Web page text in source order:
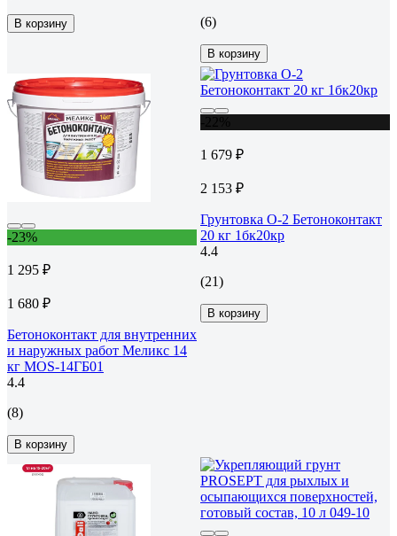
В корзину
(6)
В корзину
-23%
1 295 ₽
1 680 ₽
Бетоноконтакт для внутренних
и наружных работ Меликс 14
кг MOS-14ГБ01
4.4
(8)
В корзину
1 679 ₽
2 153 ₽
Грунтовка О-2 Бетоноконтакт
20 кг 1бк20кр
4.4
(21)
В корзину